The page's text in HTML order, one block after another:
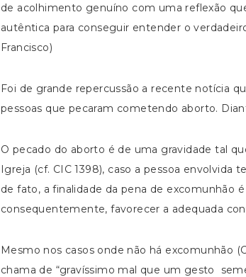
de acolhimento genuíno com uma reflexão
autêntica para conseguir entender o
Francisco)
Foi de grande repercussão a recente notícia
pessoas que pecaram cometendo aborto.
O pecado do aborto é de uma gravidade tal
Igreja (cf. CIC 1398), caso a pessoa
de fato, a finalidade da pena de excomunhão
consequentemente, favorecer a adequada
Mesmo nos casos onde não há excomunhão
chama de “gravíssimo mal que um gesto